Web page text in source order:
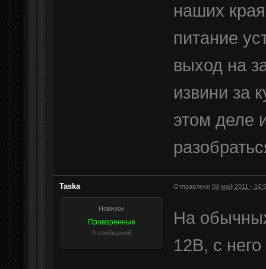
наших
питание
выход на
извини за
этом деле
Taska Отправлено 04 май 2011 -
Новичок
Проверенные
9 сообщений
На
12В, с